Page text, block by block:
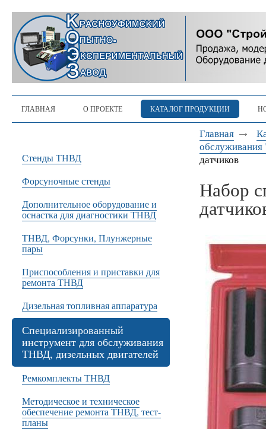
ГЛАВНАЯ О ПРОЕКТЕ КАТАЛОГ ПРОДУКЦИИ
Стенды ТНВД
Форсуночные стенды
Дополнительное оборудование и
оснастка для диагностики ТНВД
ТНВД, Форсунки, Плунжерные
пары
Приспособления и приставки для
ремонта ТНВД
Дизельная топливная аппаратура
Специализированный
инструмент для обслуживания
ТНВД, дизельных двигателей
Ремкомплекты ТНВД
Методическое и техническое
обеспечение ремонта ТНВД, тест-
планы
Главная
датчиков
Набор